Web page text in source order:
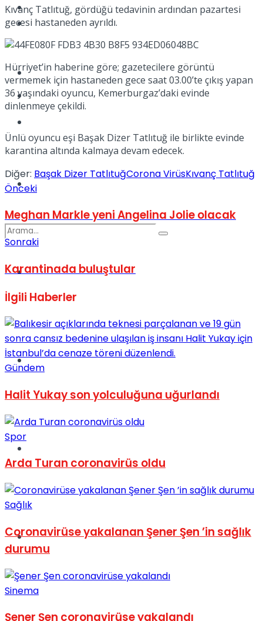
TV
Kadınca
Dünya
Türkiye
Müzik
Tatil
Tatil
Spor
View All Result
Kıvanç Tatlıtuğ, gördüğü tedavinin ardından pazartesi
gecesi hastaneden ayrıldı.
Hürriyet’in haberine göre; gazetecilere görüntü
vermemek için hastaneden gece saat 03.00’te çıkış yapan
36 yaşındaki oyuncu, Kemerburgaz’daki evinde
dinlenmeye çekildi.
Ünlü oyuncu eşi Başak Dizer Tatlıtuğ ile birlikte evinde
karantina altında kalmaya devam edecek.
Diğer: Başak Dizer TatlıtuğCorona VirüsKıvanç Tatlıtuğ
Önceki
Meghan Markle yeni Angelina Jolie olacak
Sonraki
Karantinada buluştular
İlgili Haberler
Gündem
Halit Yukay son yolculuğuna uğurlandı
Spor
Arda Turan coronavirüs oldu
Sağlık
Coronavirüse yakalanan Şener Şen ’in sağlık
durumu
Sinema
Şener Şen coronavirüse yakalandı